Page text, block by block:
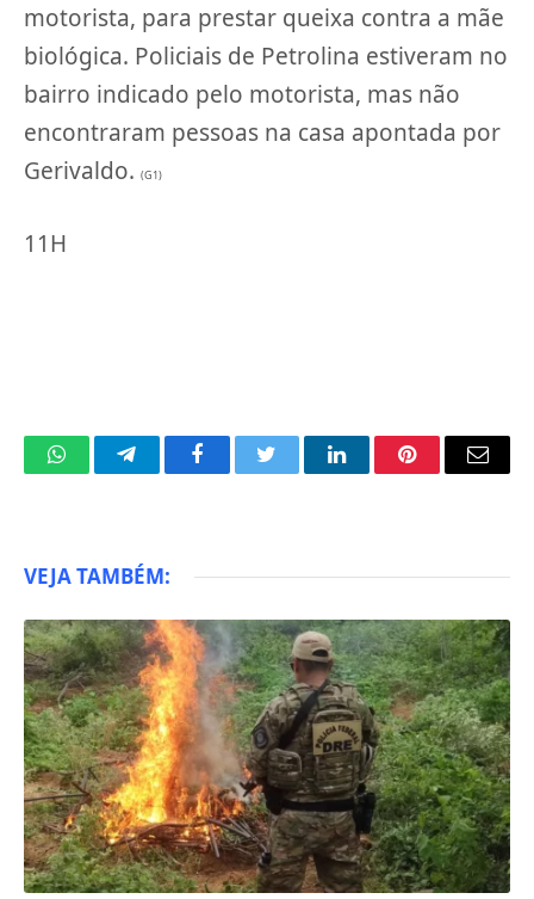
motorista, para prestar queixa contra a mãe
biológica. Policiais de Petrolina estiveram no
bairro indicado pelo motorista, mas não
encontraram pessoas na casa apontada por
Gerivaldo. (G1)
11H
WhatsAppTelegramFacebookTwitter LinkedInPinterestEmail
VEJA TAMBÉM: